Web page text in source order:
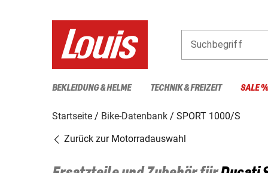
Suchbegriff
BEKLEIDUNG & HELME TECHNIK & FREIZEIT SALE %
Startseite Bike-Datenbank
SPORT 1000/S
Zurück zur Motorradauswahl